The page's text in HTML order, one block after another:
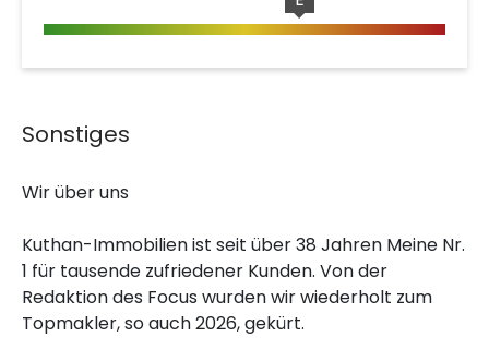
Sonstiges
Wir über uns
Kuthan-Immobilien ist seit über 38 Jahren Meine Nr.
1 für tausende zufriedener Kunden. Von der
Redaktion des Focus wurden wir wiederholt zum
Topmakler, so auch 2026, gekürt.